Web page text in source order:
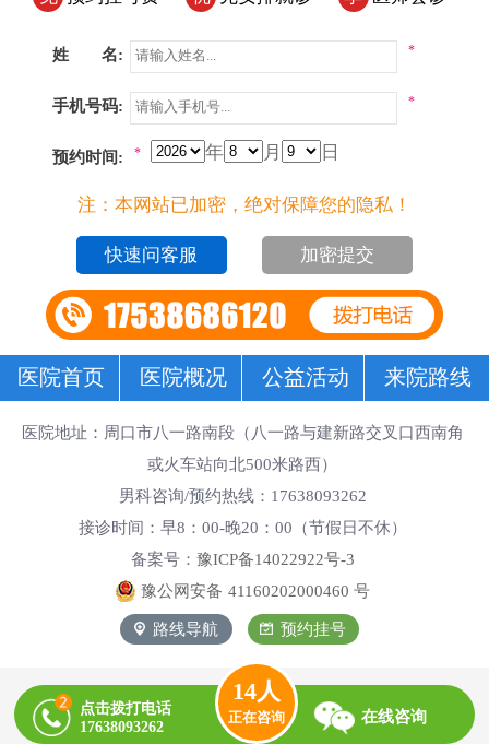
姓 名: *
手机号码: *
预约时间: 年 月 日
*
注：本网站已加密，绝对保障您的隐私！
加密提交
医院首页 医院概况 公益活动 来院路线
医院地址：周口市八一路南段（八一路与建新路交叉口西南角
或火车站向北500米路西）
男科咨询/预约热线：17638093262
接诊时间：早8：00-晚20：00（节假日不休）
备案号： 豫ICP备14022922号-3
豫公网安备 41160202000460 号
路线导航 预约挂号
点击拨打电话
17638093262
在线咨询
14人
正在咨询